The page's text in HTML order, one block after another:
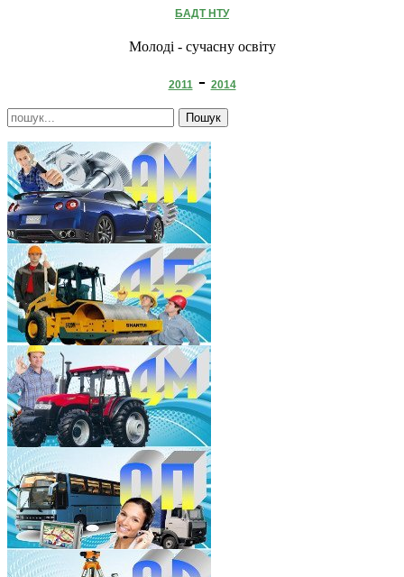
БАДТ НТУ
Молоді - сучасну освіту
2011- 2014